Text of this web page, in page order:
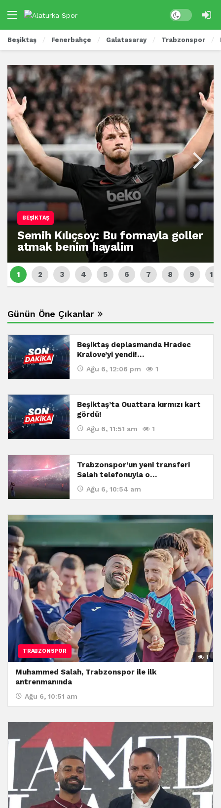
Beşiktaş Fenerbahçe Galatasaray Trabzonspor
BEŞIKTAŞ
Semih Kılıçsoy: Bu formayla goller
atmak benim hayalim
Günün Öne Çıkanlar
Beşiktaş deplasmanda Hradec
Kralove’yi yendi!…
Ağu 6, 12:06 pm 1
Beşiktaş’ta Ouattara kırmızı kart
gördü!
Ağu 6, 11:51 am 1
Trabzonspor’un yeni transferi
Salah telefonuyla o…
Ağu 6, 10:54 am
TRABZONSPOR
1
Muhammed Salah, Trabzonspor ile ilk
antrenmanında
Ağu 6, 10:51 am